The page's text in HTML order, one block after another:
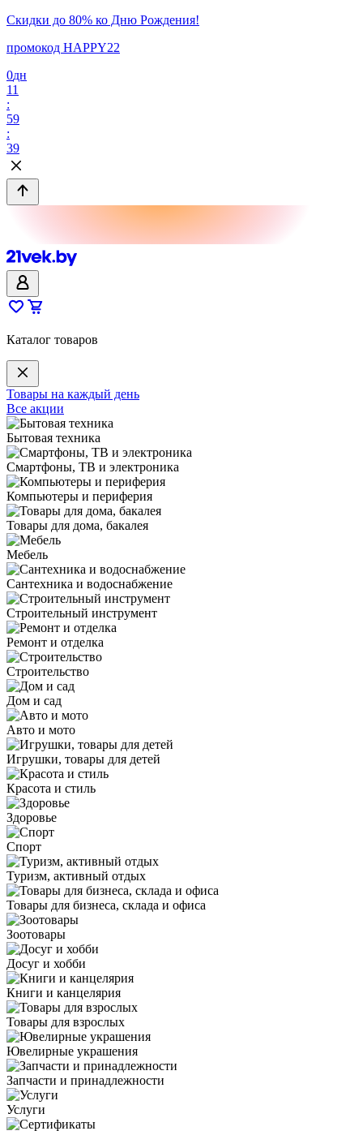
Скидки до 80% ко Дню Рождения!
промокод HAPPY22
0дн
11
:
59
:
39
Каталог товаров
Товары на каждый день
Все акции
Бытовая техника
Смартфоны, ТВ и электроника
Компьютеры и периферия
Товары для дома, бакалея
Мебель
Сантехника и водоснабжение
Строительный инструмент
Ремонт и отделка
Строительство
Дом и сад
Авто и мото
Игрушки, товары для детей
Красота и стиль
Здоровье
Спорт
Туризм, активный отдых
Товары для бизнеса, склада и офиса
Зоотовары
Досуг и хобби
Книги и канцелярия
Товары для взрослых
Ювелирные украшения
Запчасти и принадлежности
Услуги